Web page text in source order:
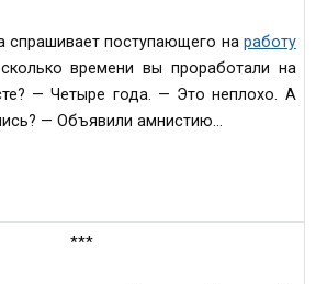
спрашивает поступающего на работу
времени вы проработали на
— Четыре года. — Это неплохо. А
— Объявили амнистию…
***